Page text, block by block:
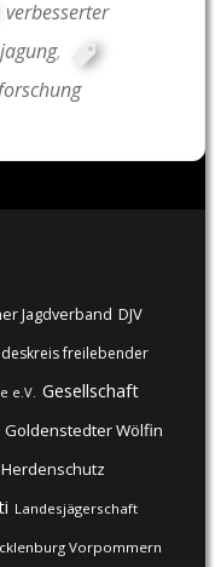
verbesserter
,
Jagdverband DJV
freilebender
e.V. Gesellschaft
Goldenstedter Wölfin
Herdenschutz
Landesjägerschaft
Vorpommern